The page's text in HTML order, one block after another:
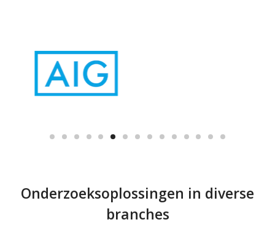
Onderzoeksoplossingen in diverse
branches